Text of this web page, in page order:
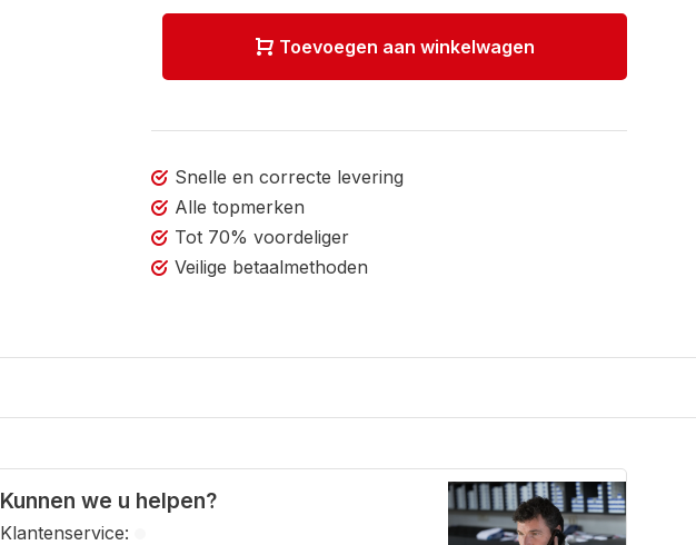
Toevoegen aan winkelwagen
Snelle en correcte levering
Alle topmerken
Tot 70% voordeliger
Veilige betaalmethoden
Kunnen we u helpen?
Klantenservice: